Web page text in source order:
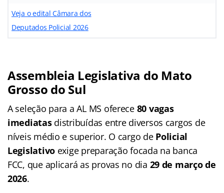
Veja o edital Câmara dos
Deputados Policial 2026
Assembleia Legislativa do Mato
Grosso do Sul
A seleção para a AL MS oferece 80 vagas
imediatasdistribuídas entre diversos cargos de
níveis médio e superior. O cargo de Policial
Legislativo exige preparação focada na banca
FCC, que aplicará as provas no dia 29 de março de
2026.